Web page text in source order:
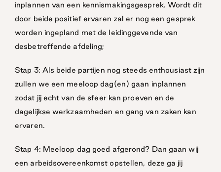
inplannen van een kennismakingsgesprek. Wordt dit
door beide positief ervaren zal er nog een gesprek
worden ingepland met de leidinggevende van
desbetreffende afdeling;
Stap 3: Als beide partijen nog steeds enthousiast zijn
zullen we een meeloop dag(en) gaan inplannen
zodat jij echt van de sfeer kan proeven en de
dagelijkse werkzaamheden en gang van zaken kan
ervaren.
Stap 4: Meeloop dag goed afgerond? Dan gaan wij
een arbeidsovereenkomst opstellen, deze ga jij